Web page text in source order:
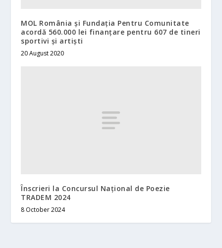
MOL România și Fundația Pentru Comunitate
acordă 560.000 lei finanțare pentru 607 de tineri
sportivi și artiști
20 August 2020
Înscrieri la Concursul Național de Poezie
TRADEM 2024
8 October 2024